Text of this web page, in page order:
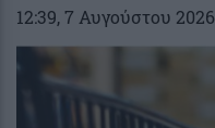
12:39, 7 Αυγούστου 2026